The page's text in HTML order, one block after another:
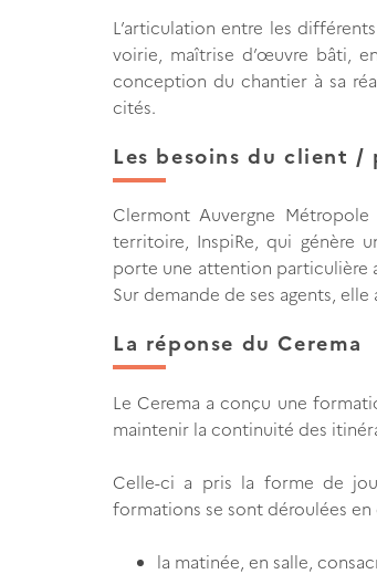
L’articulation entre les
voirie, maîtrise d’œuvre bâti,
conception du chantier à sa
cités.
Les besoins du client /
Clermont Auvergne
territoire, InspiRe, qui génère
porte une attention particulière
Sur demande de ses agents,
La réponse du Cerema
Le Cerema a conçu une
maintenir la continuité des
Celle-ci a pris la forme de
formations se sont déroulées en
la matinée, en salle,